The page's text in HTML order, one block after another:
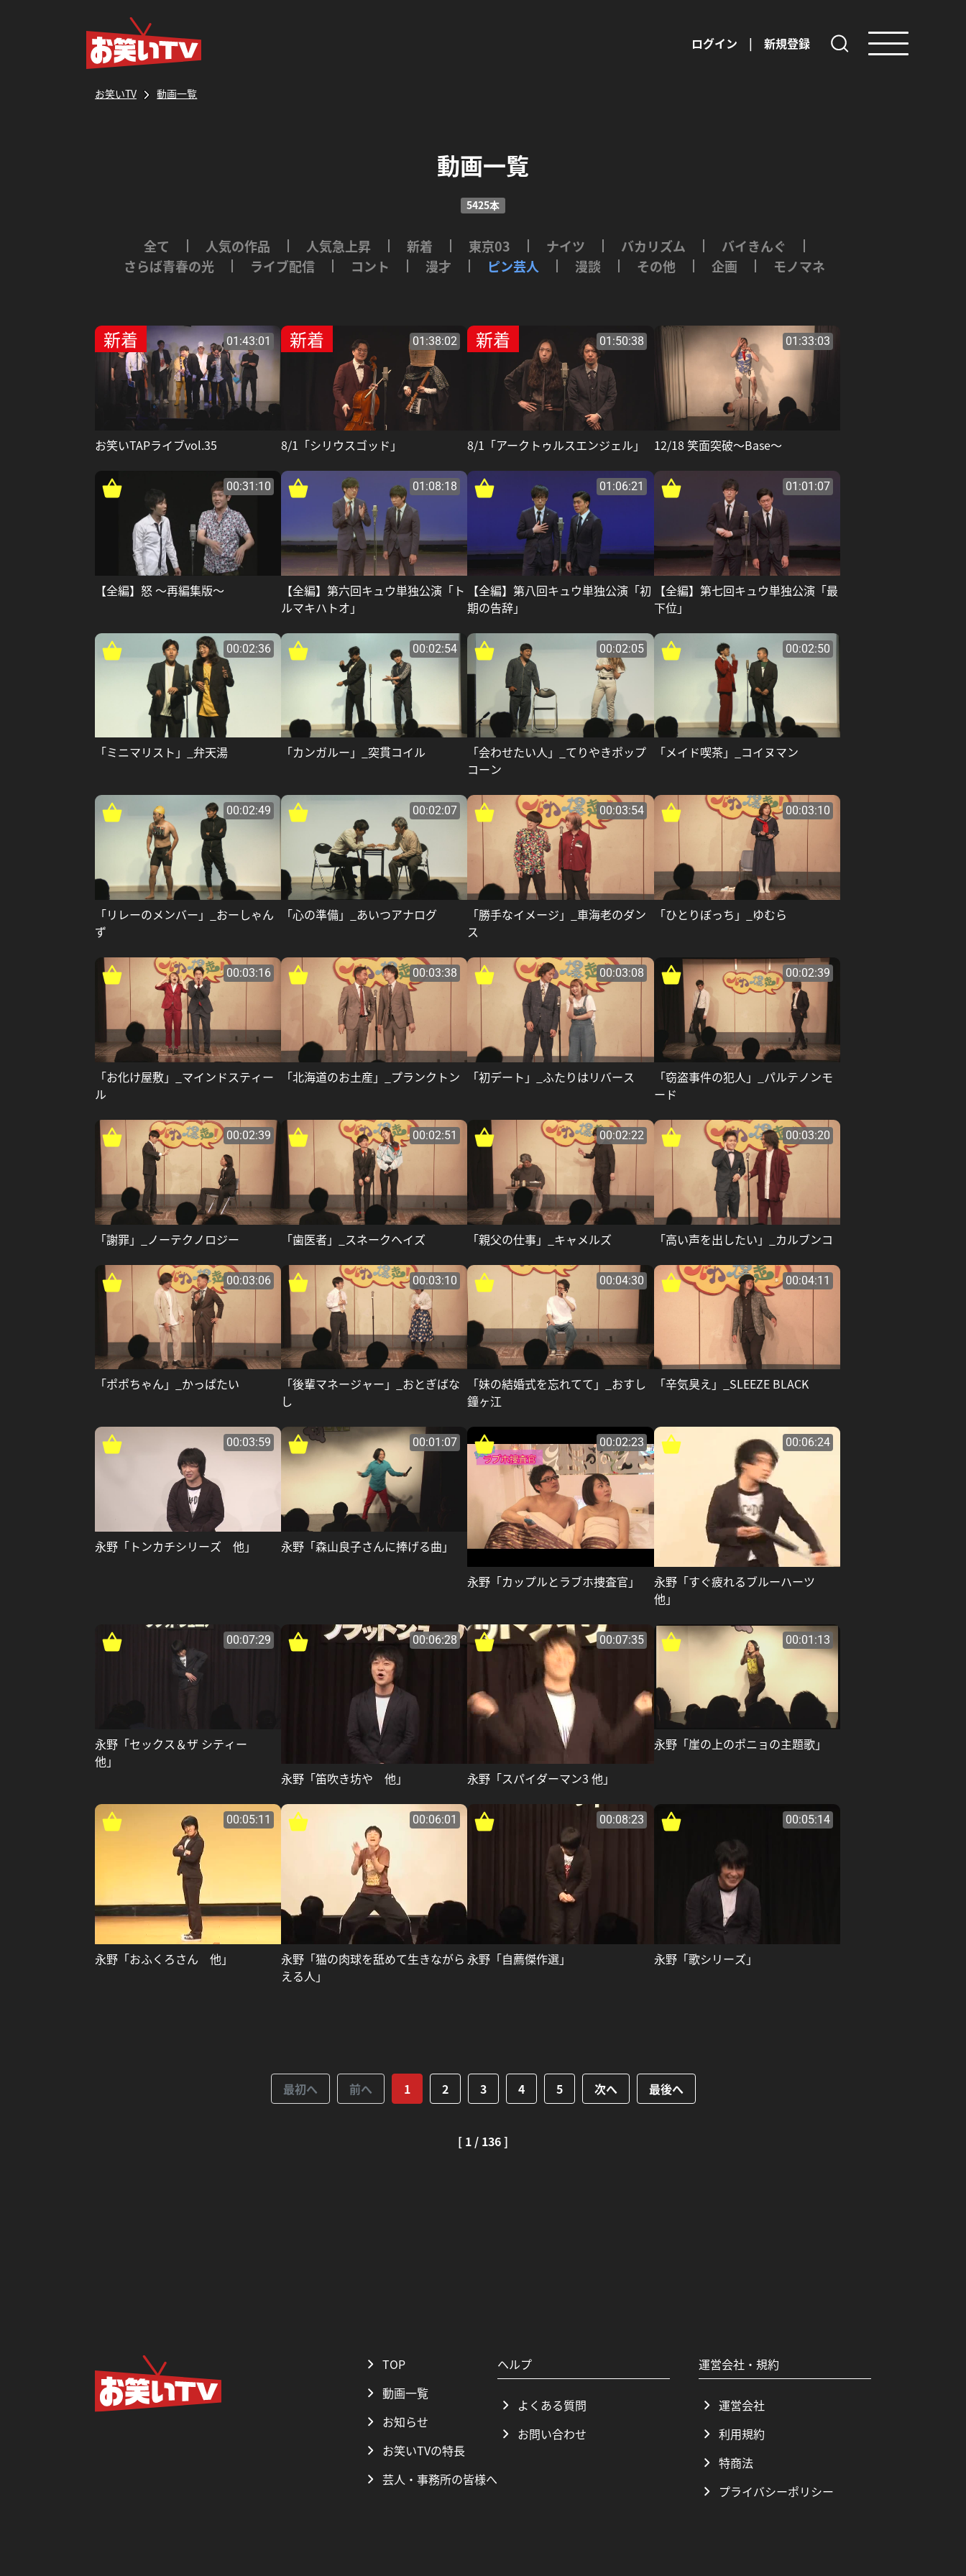
ログイン | 新規登録
お笑いTV 動画一覧
動画一覧
5425本
全て 人気の作品 人気急上昇 新着 東京03 ナイツ バカリズム
バイきんぐ
さらば青春の光
ライブ配信 コント 漫才 ピン芸人 漫談 その他 企画 モノマネ
01:43:01
新着
お笑いTAPライブvol.35
01:38:02
新着
8/1「シリウスゴッド」
01:50:38
新着
8/1「アークトゥルスエンジェル」
01:33:03
12/18 笑面突破～Base～
00:31:10
【全編】怒 ～再編集版～
01:08:18
【全編】第六回キュウ単独公演「ト
ルマキハトオ」
01:06:21
【全編】第八回キュウ単独公演「初
期の告辞」
01:01:07
【全編】第七回キュウ単独公演「最
下位」
00:02:36
「ミニマリスト」_弁天湯
00:02:54
「カンガルー」_突貫コイル
00:02:05
「会わせたい人」_てりやきポップ
コーン
00:02:50
「メイド喫茶」_コイヌマン
00:02:49
「リレーのメンバー」_おーしゃん
ず
00:02:07
「心の準備」_あいつアナログ
00:03:54
「勝手なイメージ」_車海老のダン
ス
00:03:10
「ひとりぼっち」_ゆむら
00:03:16
「お化け屋敷」_マインドスティー
ル
00:03:38
「北海道のお土産」_プランクトン
00:03:08
「初デート」_ふたりはリバース
00:02:39
「窃盗事件の犯人」_パルテノンモ
ード
00:02:39
「謝罪」_ノーテクノロジー
00:02:51
「歯医者」_スネークヘイズ
00:02:22
「親父の仕事」_キャメルズ
00:03:20
「高い声を出したい」_カルブンコ
00:03:06
「ポポちゃん」_かっぱたい
00:03:10
「後輩マネージャー」_おとぎばな
し
00:04:30
「妹の結婚式を忘れてて」_おすし
鐘ヶ江
00:04:11
「辛気臭え」_SLEEZE BLACK
00:03:59
永野「トンカチシリーズ 他」
00:01:07
永野「森山良子さんに捧げる曲」
00:02:23
永野「カップルとラブホ捜査官」
00:06:24
永野「すぐ疲れるブルーハーツ
他」
00:07:29
永野「セックス＆ザ シティー
他」
00:06:28
永野「笛吹き坊や 他」
00:07:35
永野「スパイダーマン3 他」
00:01:13
永野「崖の上のポニョの主題歌」
00:05:11
永野「おふくろさん 他」
00:06:01
永野「猫の肉球を舐めて生きながら
える人」
00:08:23
永野「自薦傑作選」
00:05:14
永野「歌シリーズ」
最初へ 前へ 1 2 3 4 5 次へ 最後へ
[ 1 / 136 ]
TOP
動画一覧
お知らせ
お笑いTVの特長
芸人・事務所の皆様へ
ヘルプ
よくある質問
お問い合わせ
運営会社・規約
運営会社
利用規約
特商法
プライバシーポリシー